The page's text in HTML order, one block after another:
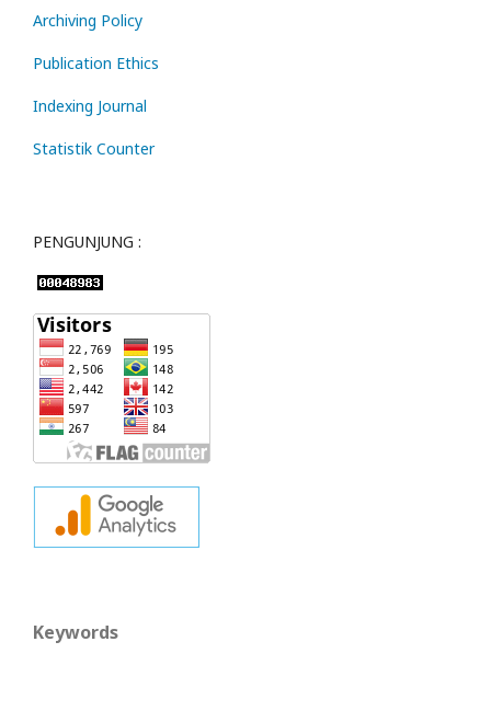
Archiving Policy
Publication Ethics
Indexing Journal
Statistik Counter
PENGUNJUNG :
Keywords